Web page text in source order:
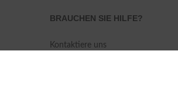
BRAUCHEN SIE HILFE?
Kontaktiere uns